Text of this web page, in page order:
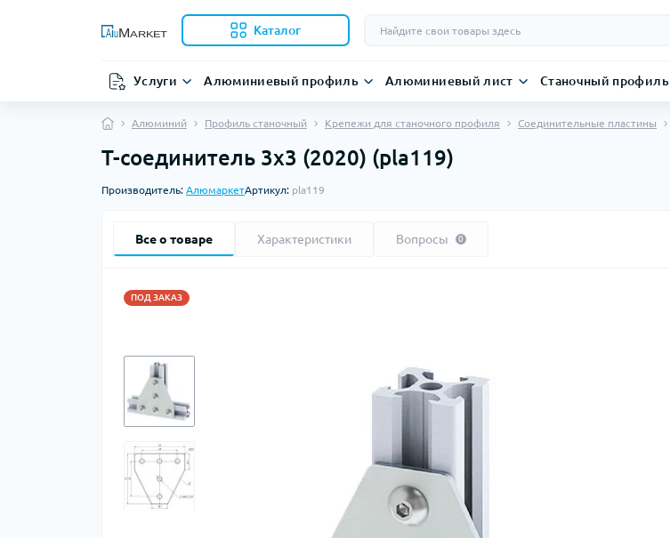
Каталог
Услуги Алюминиевый профиль Алюминиевый лист Станочный профиль
Алюминий Профиль станочный Крепежи для станочного профиля Соединительные пластины
Т-соединитель 3х3 (2020) (pla119)
Производитель: АлюмаркетАртикул: pla119
Все о товаре Характеристики Вопросы 0
ПОД ЗАКАЗ